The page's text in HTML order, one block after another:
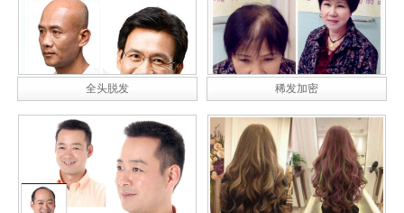
全头脱发 稀发加密